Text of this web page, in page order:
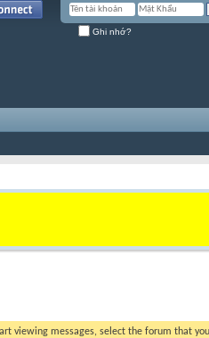
Ghi nhớ?
viewing messages, select the forum that